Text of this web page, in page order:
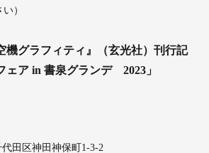
）
機グラフィティ』（玄光社）刊行記
ェア in 書泉グランデ 2023」
田区神田神保町1-3-2